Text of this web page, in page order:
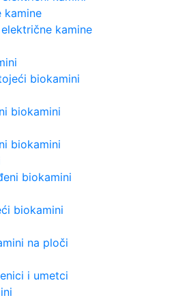
kamine
biokamini
biokamini
biokamini
biokamini
biokamini
na ploči
i umetci